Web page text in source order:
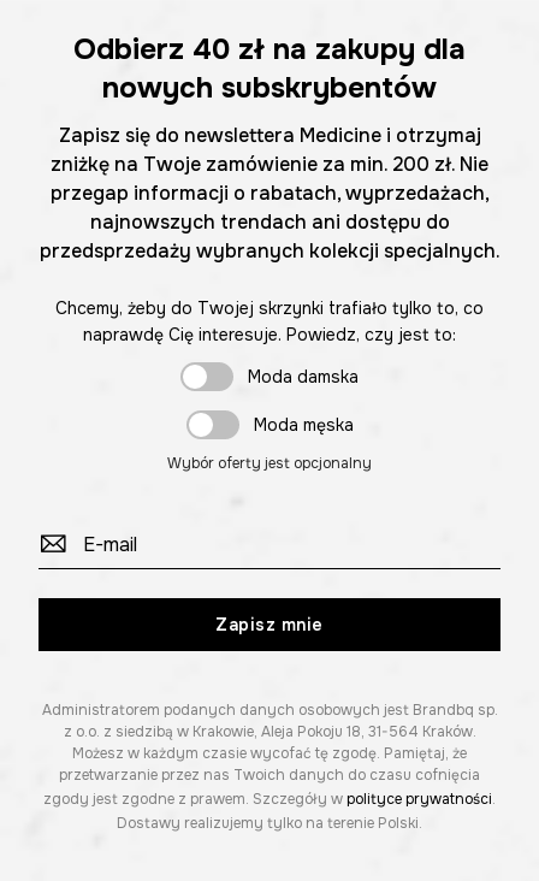
Odbierz 40 zł na zakupy dla
nowych subskrybentów
Zapisz się do newslettera Medicine i otrzymaj
zniżkę na Twoje zamówienie za min. 200 zł. Nie
przegap informacji o rabatach, wyprzedażach,
najnowszych trendach ani dostępu do
przedsprzedaży wybranych kolekcji specjalnych.
Chcemy, żeby do Twojej skrzynki trafiało tylko to, co
naprawdę Cię interesuje. Powiedz, czy jest to:
Moda damska
Moda męska
Wybór oferty jest opcjonalny
Zapisz mnie
Administratorem podanych danych osobowych jest Brandbq sp.
z o.o. z siedzibą w Krakowie, Aleja Pokoju 18, 31-564 Kraków.
Możesz w każdym czasie wycofać tę zgodę. Pamiętaj, że
przetwarzanie przez nas Twoich danych do czasu cofnięcia
zgody jest zgodne z prawem. Szczegóły w polityce prywatności.
Dostawy realizujemy tylko na terenie Polski.